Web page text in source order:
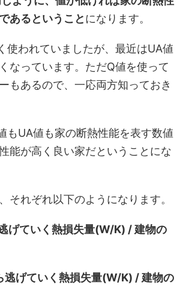
あるということになります。
使われていましたが、最近はUA値
なっています。ただQ値を使って
もあるので、一応両方知っておき
もUA値も家の断熱性能を表す数値
能が高く良い家だということにな
それぞれ以下のようになります。
げていく熱損失量(W/K) / 建物の
逃げていく熱損失量(W/K) / 建物の